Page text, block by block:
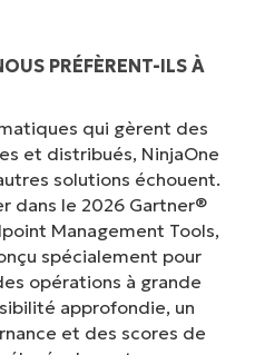
PRÉFÈRENT-ILS À
qui gèrent des
et distribués, NinjaOne
solutions échouent.
dans le 2026 Gartner®
Management Tools,
spécialement pour
opérations à grande
approfondie, un
et des scores de